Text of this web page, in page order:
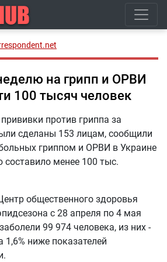
на грипп и ОРВИ
100 тысяч человек
против гриппа за
сделаны 153 лицам, сообщили
гриппом и ОРВИ в Украине
менее 100 тыс.
общественного здоровья
с 28 апреля по 4 мая
99 974 человека, из них -
1,6% ниже показателей